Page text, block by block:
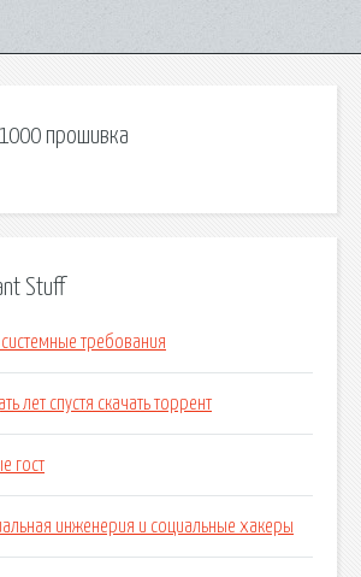
прошивка
Stuff
требования
лет спустя скачать торрент
гост
инженерия и социальные хакеры